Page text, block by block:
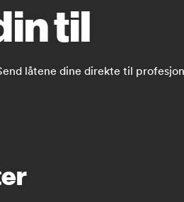
til
låtene dine direkte til